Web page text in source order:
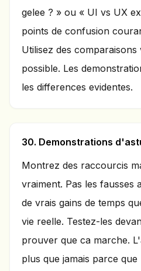
gelee ? » ou « UI vs UX
points de confusion
Utilisez des
possible. Les
les differences evidentes.
30. Demonstrations
Montrez des raccourcis
vraiment. Pas les fausses
de vrais gains de temps
vie reelle. Testez-les
prouver que ca marche.
plus que jamais parce